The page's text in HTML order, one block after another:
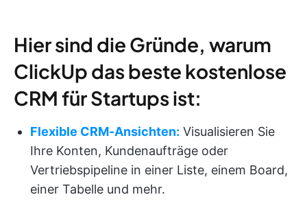
Hier sind die Gründe, warum
ClickUp das beste kostenlose
CRM für Startups ist:
Flexible CRM-Ansichten: Visualisieren Sie
Ihre Konten, Kundenaufträge oder
Vertriebspipeline in einer Liste, einem Board,
einer Tabelle und mehr.